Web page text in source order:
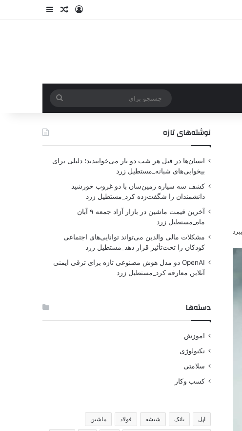
نوشته‌های تازه
انسان‌ها در قبل هر شب دو بار می‌خوابیدند؛ دلیلی برای
بیخوابی‌های شبانه_مستطیل زرد
کشف سه سیاره زمین‌سان با دو غروب خورشید
دانشمندان را شگفت‌زده کرد_مستطیل زرد
آخرین قیمت ماشین در بازار آزاد جمعه ۹ آبان
ماه_مستطیل زرد
مشکلات مالی والدین می‌تواند توانایی‌های اجتماعی
کودکان را تحت‌تأثیر قرار دهد_مستطیل زرد
OpenAI دو مدل هوش مصنوعی تازه برای ترقی ایمنی
آنلاین معارفه کرد_مستطیل زرد
دسته‌ها
اموزش
تکنولوژی
سلامتی
کسب وکار
اپل بانک شیشه فولاد ماشین